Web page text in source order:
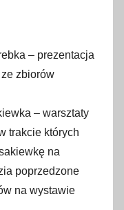
– prezentacja
zbiorów
– warsztaty
trakcie których
na
poprzedzone
na wystawie